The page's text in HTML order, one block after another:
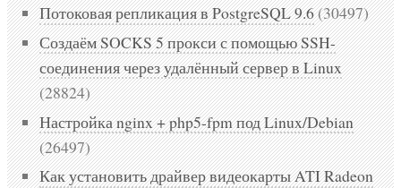
Потоковая репликация в PostgreSQL 9.6(30497)
Создаём SOCKS 5 прокси с помощью SSH-
соединения через удалённый сервер в Linux
(28824)
Настройка nginx + php5-fpm под Linux/Debian
(26497)
Как установить драйвер видеокарты ATI Radeon